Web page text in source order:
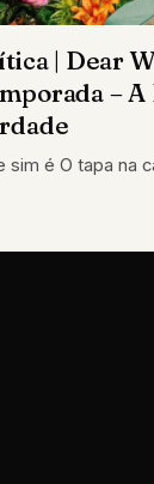
| Dear
–
sim é O tapa na